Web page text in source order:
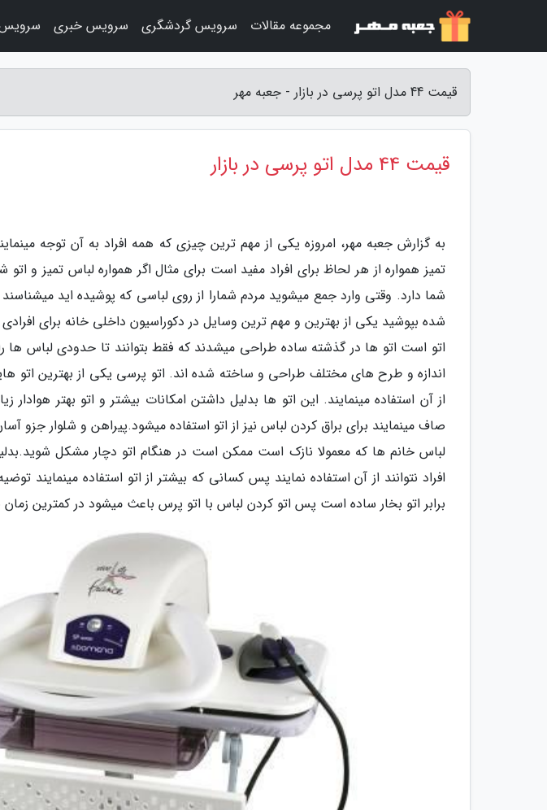
قیمت 44 مدل اتو پرسی در بازار - جعبه مهر
قیمت 44 مدل اتو پرسی در بازار
به گزارش جعبه مهر، امروزه یکی از مهم ترین چیزی که همه افراد به آن توجه
تمیز همواره از هر لحاظ برای افراد مفید است برای مثال اگر همواره لباس تمیز و اتو
شما دارد. وقتی وارد جمع میشوید مردم شمارا از روی لباسی که پوشیده اید
شده بپوشید یکی از بهترین و مهم ترین وسایل در دکوراسیون داخلی خانه برای
اتو است اتو ها در گذشته ساده طراحی میشدند که فقط بتوانند تا حدودی لباس ها را
اندازه و طرح های مختلف طراحی و ساخته شده اند. اتو پرسی یکی از بهترین اتو
از آن استفاده مینمایند. این اتو ها بدلیل داشتن امکانات بیشتر و اتو بهتر هوادار
صاف مینمایند برای براق کردن لباس نیز از اتو استفاده میشود.پیراهن و شلوار جزو
لباس خانم ها که معمولا نازک است ممکن است در هنگام اتو دچار مشکل
افراد نتوانند از آن استفاده نمایند پس کسانی که بیشتر از اتو استفاده مینمایند
برابر اتو بخار ساده است پس اتو کردن لباس با اتو پرس باعث میشود در کمترین زمان
مجموعه مقالات سرویس گردشگری سرویس خبری